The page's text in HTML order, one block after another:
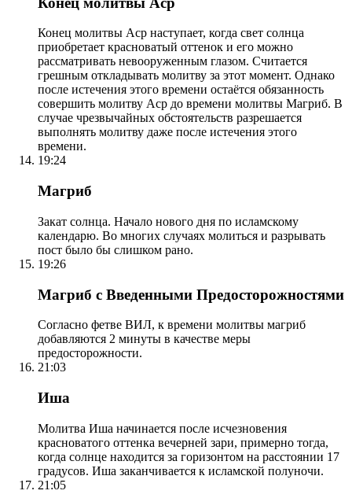
Конец молитвы Аср наступает, когда свет солнца
приобретает красноватый оттенок и его можно
рассматривать невооруженным глазом. Считается
грешным откладывать молитву за этот момент. Однако
после истечения этого времени остаётся обязанность
совершить молитву Аср до времени молитвы Магриб. В
случае чрезвычайных обстоятельств разрешается
выполнять молитву даже после истечения этого
времени.
19:24
Магриб
Закат солнца. Начало нового дня по исламскому
календарю. Во многих случаях молиться и разрывать
пост было бы слишком рано.
19:26
Магриб с Введенными Предосторожностями
Согласно фетве ВИЛ, к времени молитвы магриб
добавляются 2 минуты в качестве меры
предосторожности.
21:03
Иша
Молитва Иша начинается после исчезновения
красноватого оттенка вечерней зари, примерно тогда,
когда солнце находится за горизонтом на расстоянии 17
градусов. Иша заканчивается к исламской полуночи.
21:05